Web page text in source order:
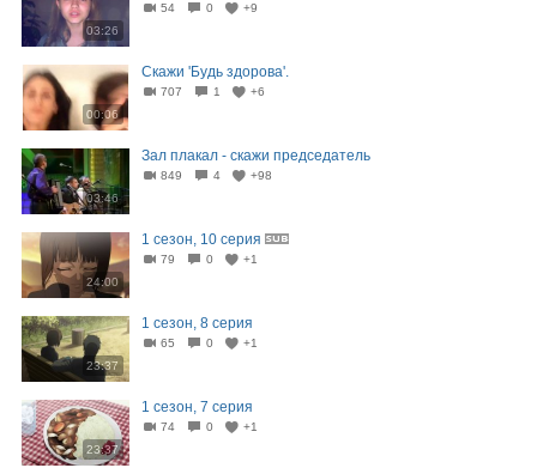
03:26
54 0 +9
00:06
Скажи 'Будь здорова'.
707 1 +6
03:46
Зал плакал - скажи председатель
849 4 +98
24:00
1 сезон, 10 серия
79 0 +1
23:37
1 сезон, 8 серия
65 0 +1
23:37
1 сезон, 7 серия
74 0 +1